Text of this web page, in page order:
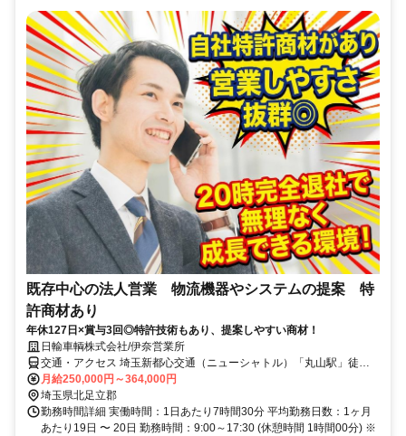
既存中心の法人営業 物流機器やシステムの提案 特
許商材あり
年休127日×賞与3回◎特許技術もあり、提案しやすい商材！
日輸車輌株式会社/伊奈営業所
交通・アクセス 埼玉新都心交通（ニューシャトル）「丸山駅」徒歩
10分／ＪＲ高崎線「上尾駅」バス10分
月給250,000円～364,000円
埼玉県北足立郡
勤務時間詳細 実働時間：1日あたり7時間30分 平均勤務日数：1ヶ月
あたり19日 〜 20日 勤務時間：9:00～17:30 (休憩時間 1時間00分) ※